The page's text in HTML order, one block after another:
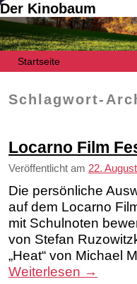
Der Kinobaum
Startseite
Schlagwort-
Locarno Film
Veröffentlicht am 22.
Die persönliche
auf dem Locarno
mit Schulnoten
von Stefan
„Heat“ von Michael
Weiterlesen →